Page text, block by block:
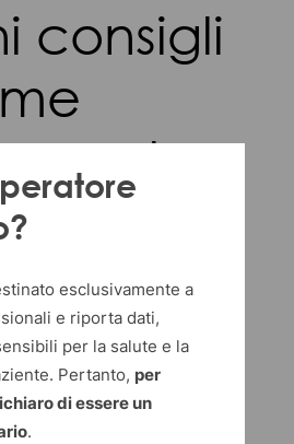
consigli
la
lo
esclusivamente a
e riporta dati,
per la salute e la
Pertanto, per
di essere un
.